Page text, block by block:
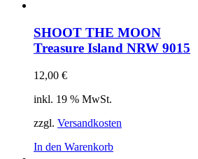
SHOOT THE MOON
Treasure Island NRW 9015
12,00 €
inkl. 19 % MwSt.
zzgl. Versandkosten
In den Warenkorb